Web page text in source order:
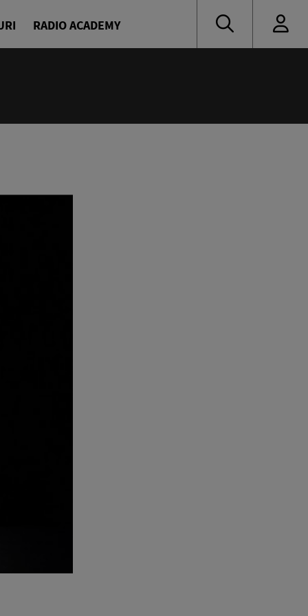
RADIO ACADEMY